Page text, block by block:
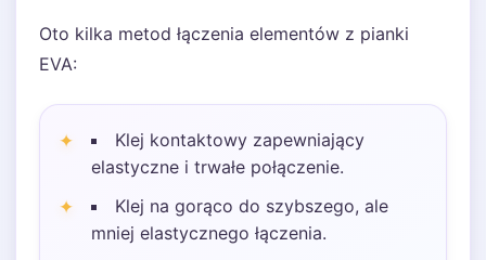
Oto kilka metod łączenia elementów z pianki
EVA:
Klej kontaktowy zapewniający
elastyczne i trwałe połączenie.
Klej na gorąco do szybszego, ale
mniej elastycznego łączenia.